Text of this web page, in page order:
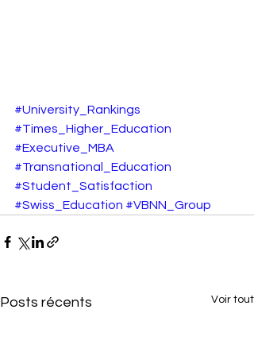
#University_Rankings
#Times_Higher_Education
#Executive_MBA
#Transnational_Education
#Student_Satisfaction
#Swiss_Education #VBNN_Group
Posts récents Voir tout